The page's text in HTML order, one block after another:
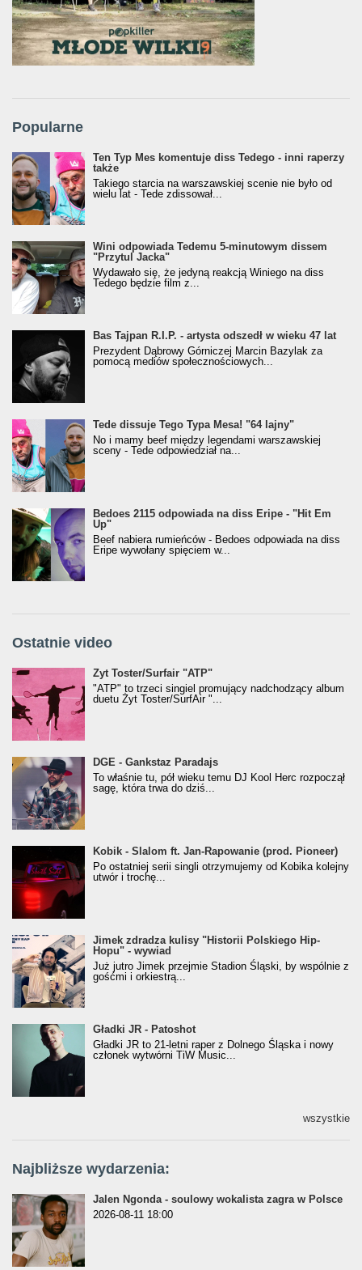
Popularne
Ten Typ Mes komentuje diss Tedego - inni raperzy
także
Takiego starcia na warszawskiej scenie nie było od
wielu lat - Tede zdissował...
Wini odpowiada Tedemu 5-minutowym dissem
"Przytul Jacka"
Wydawało się, że jedyną reakcją Winiego na diss
Tedego będzie film z...
Bas Tajpan R.I.P. - artysta odszedł w wieku 47 lat
Prezydent Dąbrowy Górniczej Marcin Bazylak za
pomocą mediów społecznościowych...
Tede dissuje Tego Typa Mesa! "64 lajny"
No i mamy beef między legendami warszawskiej
sceny - Tede odpowiedział na...
Bedoes 2115 odpowiada na diss Eripe - "Hit Em
Up"
Beef nabiera rumieńców - Bedoes odpowiada na diss
Eripe wywołany spięciem w...
Ostatnie video
Żyt Toster/SurfAir - ATP VIDEO
Żyt Toster/Surfair "ATP"
"ATP" to trzeci singiel promujący nadchodzący album
duetu Żyt Toster/SurfAir "...
donGURALesko z nagrodą za
Klasyczny/Trueschoolowy Album Roku
(Popkillery 2023)
DGE - Gankstaz Paradajs
To właśnie tu, pół wieku temu DJ Kool Herc rozpoczął
sagę, która trwa do dziś...
Kobik - Slalom ft. Jan-Rapowanie (prod. Pioneer)
[Official Music Visualiser]
Kobik - Slalom ft. Jan-Rapowanie (prod. Pioneer)
Po ostatniej serii singli otrzymujemy od Kobika kolejny
utwór i trochę...
Jimek zdradza kulisy "Historii Polskiego Hip-
Hopu" - wywiad
Jimek zdradza kulisy "Historii Polskiego Hip-
Hopu" - wywiad
Już jutro Jimek przejmie Stadion Śląski, by wspólnie z
gośćmi i orkiestrą...
Gładki JR - Patoshot
Gładki JR - Patoshot
Gładki JR to 21-letni raper z Dolnego Śląska i nowy
członek wytwórni TiW Music...
wszystkie
Najbliższe wydarzenia:
Jalen Ngonda - soulowy wokalista zagra w Polsce
2026-08-11 18:00